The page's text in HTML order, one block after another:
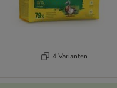
4 Varianten